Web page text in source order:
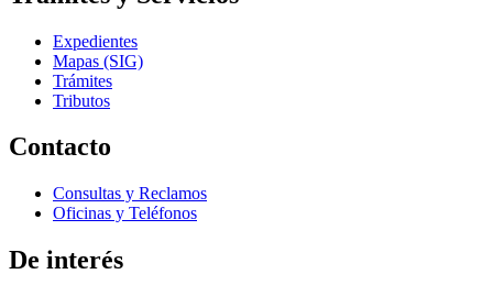
Expedientes
Mapas (SIG)
Trámites
Tributos
Contacto
Consultas y Reclamos
Oficinas y Teléfonos
De interés